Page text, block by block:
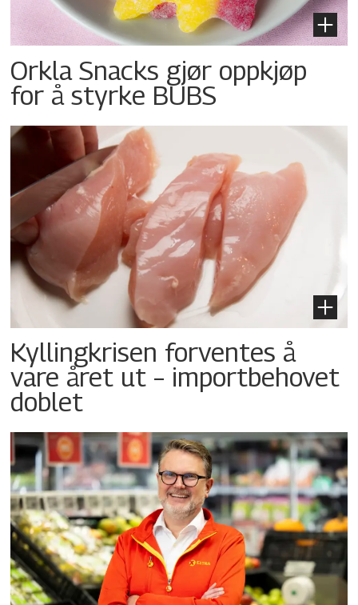
Orkla Snacks gjør oppkjøp
for å styrke BUBS
Kyllingkrisen forventes å
vare året ut – importbehovet
doblet